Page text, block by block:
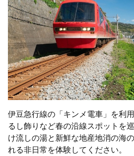
伊豆急行線の「キンメ電車」を利
るし飾りなど春の沿線スポットを
け流しの湯と新鮮な地産地消の海
れる非日常を体験してください。